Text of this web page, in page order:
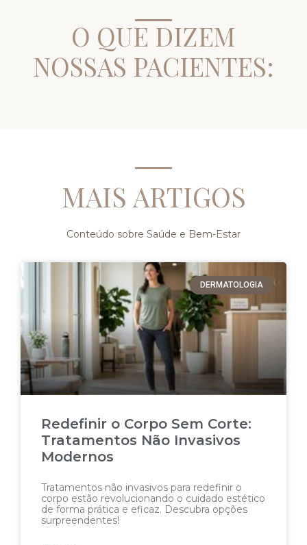
O QUE DIZEM
NOSSAS PACIENTES:
MAIS ARTIGOS
Conteúdo sobre Saúde e Bem-Estar
DERMATOLOGIA
Redefinir o Corpo Sem Corte:
Tratamentos Não Invasivos
Modernos
Tratamentos não invasivos para redefinir o
corpo estão revolucionando o cuidado estético
de forma prática e eficaz. Descubra opções
surpreendentes!